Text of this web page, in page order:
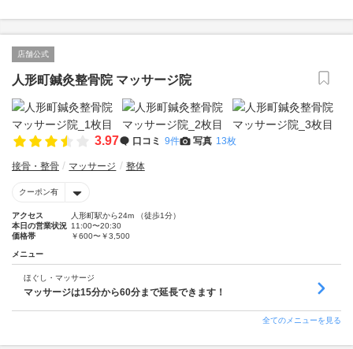
店舗公式
人形町鍼灸整骨院 マッサージ院
3.97 口コミ 9件 写真 13枚
接骨・整骨 マッサージ 整体
クーポン有
アクセス
人形町駅から24m （徒歩1分）
本日の営業状況 11:00〜20:30
価格帯
￥600〜￥3,500
メニュー
ほぐし・マッサージ
マッサージは15分から60分まで延長できます！
全てのメニューを見る